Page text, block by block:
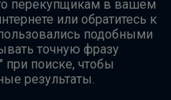
перекупщикам в вашем
или обратитесь к
подобными
точную фразу
при поиске, чтобы
результаты.